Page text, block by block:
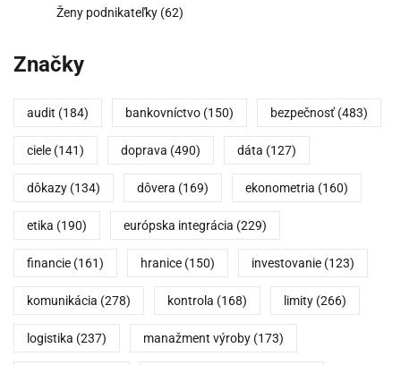
Ženy podnikateľky (62)
Značky
audit (184) bankovníctvo (150) bezpečnosť (483)
ciele (141) doprava (490) dáta (127)
dôkazy (134) dôvera (169) ekonometria (160)
etika (190) európska integrácia (229)
financie (161) hranice (150) investovanie (123)
komunikácia (278) kontrola (168) limity (266)
logistika (237) manažment výroby (173)